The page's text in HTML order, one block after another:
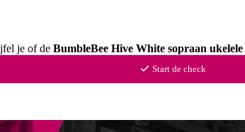
je of de BumbleBee Hive White sopraan ukelele
Start de check